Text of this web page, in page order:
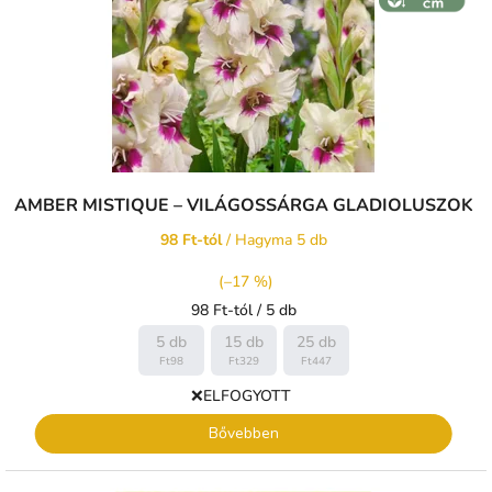
AMBER MISTIQUE – VILÁGOSSÁRGA GLADIOLUSZOK
98 Ft-tól/ Hagyma 5 db
(–17 %)
Egységár:
98 Ft-tól / 5 db
5 db
Ft98
15 db
Ft329
25 db
Ft447
❌ELFOGYOTT
Bővebben